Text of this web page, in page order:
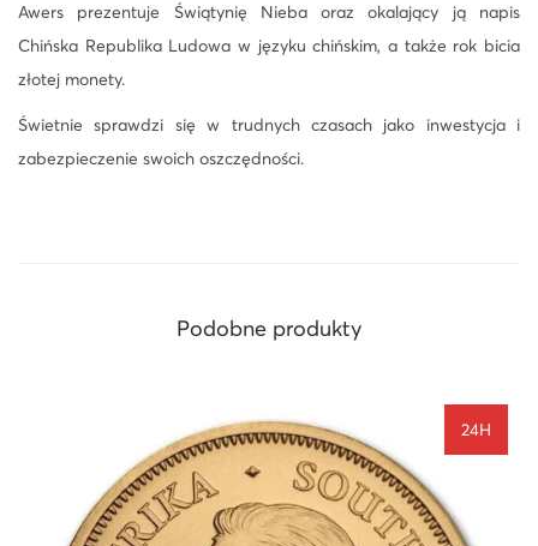
p
r
9
9
9
Awers prezentuje Świątynię Nieba oraz okalający ją napis
Chińska Republika Ludowa w języku chińskim, a także rok bicia
złotej monety.
Świetnie sprawdzi się w trudnych czasach jako inwestycja i
zabezpieczenie swoich oszczędności.
Podobne produkty
24H